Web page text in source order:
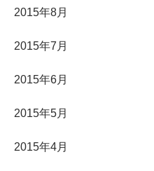
2015年8月
2015年7月
2015年6月
2015年5月
2015年4月